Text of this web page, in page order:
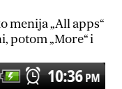
menija „All apps“
potom „More“ i